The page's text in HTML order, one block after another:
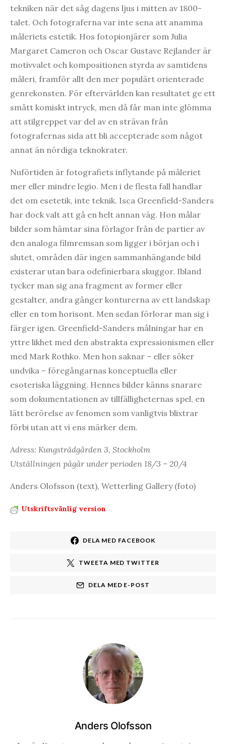
tekniken när det såg dagens ljus i mitten av 1800-
talet. Och fotograferna var inte sena att anamma
måleriets estetik. Hos fotopionjärer som Julia
Margaret Cameron och Oscar Gustave Rejlander är
motivvalet och kompositionen styrda av samtidens
måleri, framför allt den mer populärt orienterade
genrekonsten. För eftervärlden kan resultatet ge ett
smått komiskt intryck, men då får man inte glömma
att stilgreppet var del av en strävan från
fotografernas sida att bli accepterade som något
annat än nördiga teknokrater.
Nuförtiden är fotografiets inflytande på måleriet
mer eller mindre legio. Men i de flesta fall handlar
det om esetetik, inte teknik. Isca Greenfield-Sanders
har dock valt att gå en helt annan väg. Hon målar
bilder som hämtar sina förlagor från de partier av
den analoga filmremsan som ligger i början och i
slutet, områden där ingen sammanhängande bild
existerar utan bara odefinierbara skuggor. Ibland
tycker man sig ana fragment av former eller
gestalter, andra gånger konturerna av ett landskap
eller en tom horisont. Men sedan förlorar man sig i
färger igen. Greenfield-Sanders målningar har en
yttre likhet med den abstrakta expressionismen eller
med Mark Rothko. Men hon saknar – eller söker
undvika – föregångarnas konceptuella eller
esoteriska läggning. Hennes bilder känns snarare
som dokumentationen av tillfälligheternas spel, en
lätt berörelse av fenomen som vanligtvis blixtrar
förbi utan att vi ens märker dem.
Adress: Kungsträdgården 3, Stockholm
Utställningen pågår under perioden 18/3 – 20/4
Anders Olofsson (text), Wetterling Gallery (foto)
Utskriftsvänlig version
DELA MED FACEBOOK
TWEETA MED TWITTER
DELA MED E-POST
Anders Olofsson